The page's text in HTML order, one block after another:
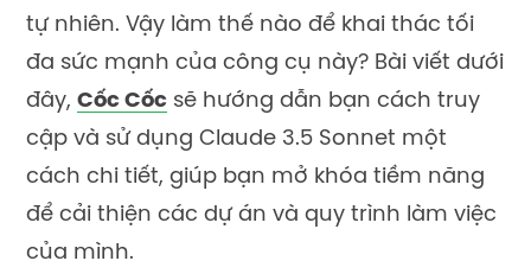
tự nhiên. Vậy làm thế nào để khai thác tối
đa sức mạnh của công cụ này? Bài viết dưới
đây, Cốc Cốc sẽ hướng dẫn bạn cách truy
cập và sử dụng Claude 3.5 Sonnet một
cách chi tiết, giúp bạn mở khóa tiềm năng
để cải thiện các dự án và quy trình làm việc
của mình.